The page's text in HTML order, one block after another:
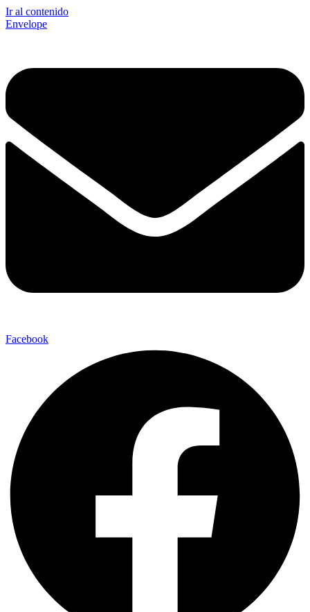
Ir al contenido
Envelope
Facebook